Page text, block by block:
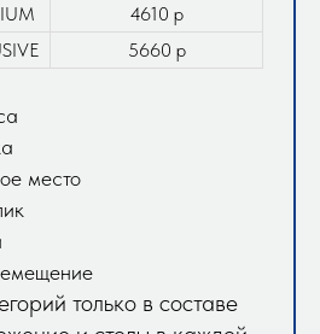
4610 р
5660 р
место
только в составе